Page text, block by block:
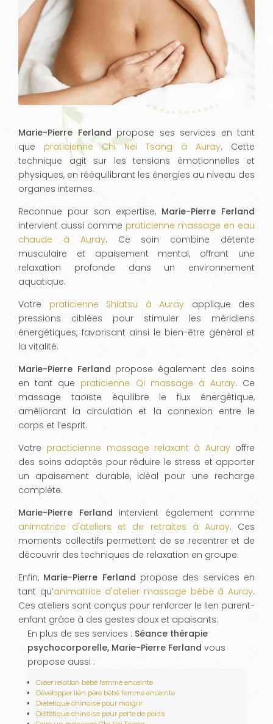
Marie-Pierre Ferland propose ses services en tant
que praticienne Chi Nei Tsang à Auray. Cette
technique agit sur les tensions émotionnelles et
physiques, en rééquilibrant les énergies au niveau des
organes internes.
Reconnue pour son expertise, Marie-Pierre Ferland
intervient aussi comme praticienne massage en eau
chaude à Auray. Ce soin combine détente
musculaire et apaisement mental, offrant une
relaxation profonde dans un environnement
aquatique.
Votre praticienne Shiatsu à Auray applique des
pressions ciblées pour stimuler les méridiens
énergétiques, favorisant ainsi le bien-être général et
la vitalité.
Marie-Pierre Ferland propose également des soins
en tant que praticienne QI massage à Auray. Ce
massage taoïste équilibre le flux énergétique,
améliorant la circulation et la connexion entre le
corps et l’esprit.
Votre practicienne massage relaxant à Aurayoffre
des soins adaptés pour réduire le stress et apporter
un apaisement durable, idéal pour une recharge
complète.
Marie-Pierre Ferland intervient également comme
animatrice d'ateliers et de retraites à Auray. Ces
moments collectifs permettent de se recentrer et de
découvrir des techniques de relaxation en groupe.
Enfin, Marie-Pierre Ferland propose des services en
tant qu’animatrice d'atelier massage bébé à Auray.
Ces ateliers sont conçus pour renforcer le lien parent-
enfant grâce à des gestes doux et apaisants.
En plus de ses services : Séance thérapie
psychocorporelle, Marie-Pierre Ferland vous
propose aussi :
Créer relation bébé femme enceinte
Développer lien père bébé femme enceinte
Diététique chinoise pour maigrir
Diététique chinoise pour perte de poids